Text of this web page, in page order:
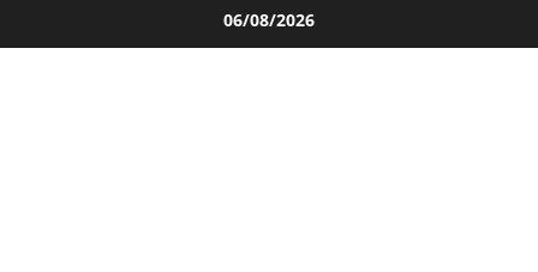
al
06/08/2026